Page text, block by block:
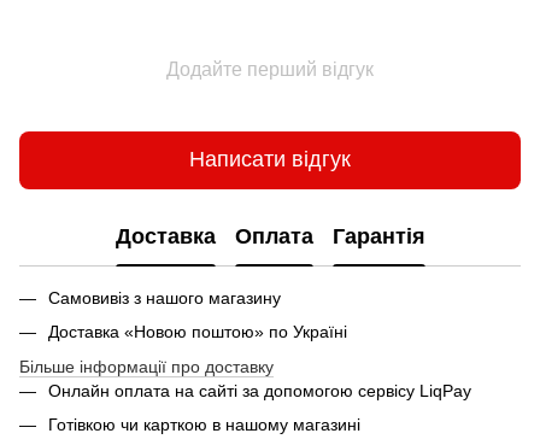
Додайте перший відгук
Написати відгук
Доставка Оплата Гарантія
Самовивіз з нашого магазину
Доставка «Новою поштою» по Україні
Більше інформації про доставку
Онлайн оплата на сайті за допомогою сервісу LiqPay
Готівкою чи карткою в нашому магазині